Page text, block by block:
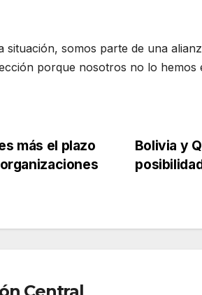
situación, somos parte de una
porque nosotros no lo hemos
Bolivia y
más el plazo